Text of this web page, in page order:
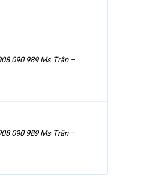
090 989 Ms Trân –
090 989 Ms Trân –